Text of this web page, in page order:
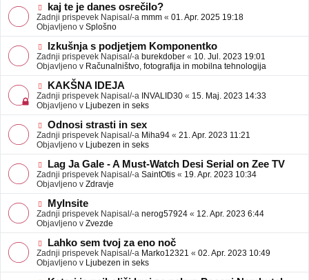
N
o
v
e
o
b
j
a
v
e
kaj te je danes osrečilo?
Zadnji prispevek Napisal/-a mmm « 01. Apr. 2025 19:18
Objavljeno v Splošno
N
o
v
e
o
b
j
a
v
e
Izkušnja s podjetjem Komponentko
Zadnji prispevek Napisal/-a burekdober « 10. Jul. 2023 19:01
Objavljeno v Računalništvo, fotografija in mobilna tehnologija
N
o
v
e
o
b
j
a
v
e
KAKŠNA IDEJA
Zadnji prispevek Napisal/-a INVALID30 « 15. Maj. 2023 14:33
Objavljeno v Ljubezen in seks
N
o
v
e
o
b
j
a
v
e
Odnosi strasti in sex
Zadnji prispevek Napisal/-a Miha94 « 21. Apr. 2023 11:21
Objavljeno v Ljubezen in seks
N
o
v
e
o
b
j
a
v
e
Lag Ja Gale - A Must-Watch Desi Serial on Zee TV
Zadnji prispevek Napisal/-a SaintOtis « 19. Apr. 2023 10:34
Objavljeno v Zdravje
N
o
v
e
o
b
j
a
MyInsite
Zadnji prispevek Napisal/-a nerog57924 « 12. Apr. 2023 6:44
Objavljeno v Zvezde
N
o
v
e
Lahko sem tvoj za eno noč
Zadnji prispevek Napisal/-a Marko12321 « 02. Apr. 2023 10:49
Objavljeno v Ljubezen in seks